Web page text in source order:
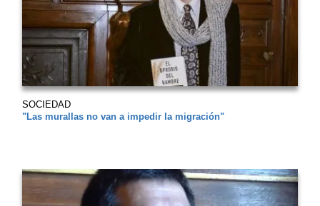
SOCIEDAD
"Las murallas no van a impedir la migración"